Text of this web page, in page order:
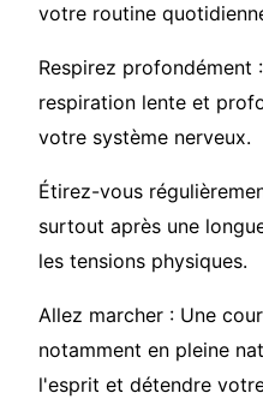
votre routine
Respirez profondément
respiration lente et
votre système nerveux.
Étirez-vous
surtout après une
les tensions physiques.
Allez marcher : Une
notamment en pleine
l'esprit et détendre